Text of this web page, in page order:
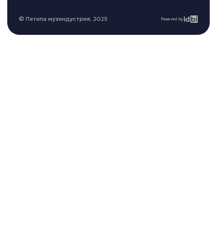
© Петипа музиндустрия, 2025 Powered by